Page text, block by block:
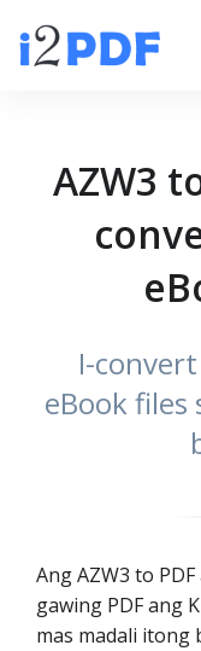
AZW3
I-
eBook files
Ang AZW3 to
gawing PDF ang
mas madali itong